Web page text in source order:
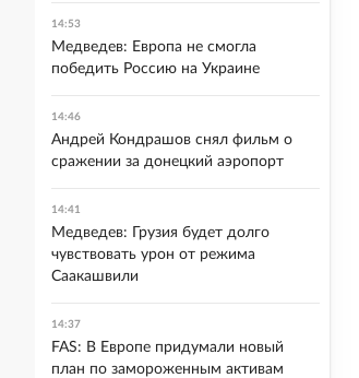
14:53
Медведев: Европа не смогла
победить Россию на Украине
14:46
Андрей Кондрашов снял фильм о
сражении за донецкий аэропорт
14:41
Медведев: Грузия будет долго
чувствовать урон от режима
Саакашвили
14:37
FAS: В Европе придумали новый
план по замороженным активам